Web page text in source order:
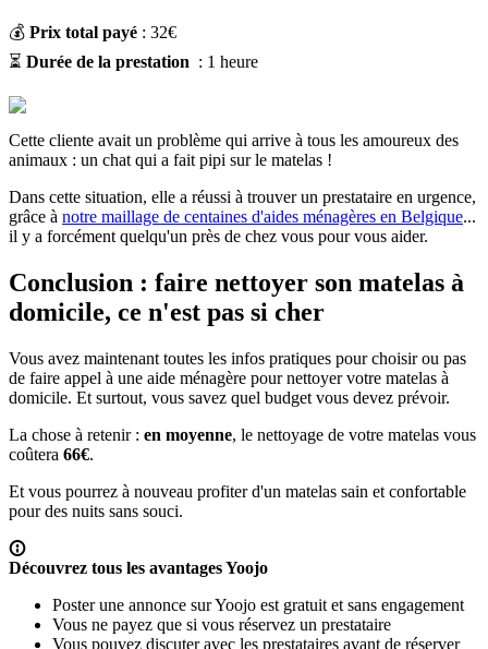
💰 Prix total payé : 32€
⏳ Durée de la prestation : 1 heure
Cette cliente avait un problème qui arrive à tous les amoureux des
animaux : un chat qui a fait pipi sur le matelas !
Dans cette situation, elle a réussi à trouver un prestataire en urgence,
grâce à notre maillage de centaines d'aides ménagères en Belgique...
il y a forcément quelqu'un près de chez vous pour vous aider.
Conclusion : faire nettoyer son matelas à
domicile, ce n'est pas si cher
Vous avez maintenant toutes les infos pratiques pour choisir ou pas
de faire appel à une aide ménagère pour nettoyer votre matelas à
domicile. Et surtout, vous savez quel budget vous devez prévoir.
La chose à retenir : en moyenne, le nettoyage de votre matelas vous
coûtera 66€.
Et vous pourrez à nouveau profiter d'un matelas sain et confortable
pour des nuits sans souci.
Découvrez tous les avantages Yoojo
Poster une annonce sur Yoojo est gratuit et sans engagement
Vous ne payez que si vous réservez un prestataire
Vous pouvez discuter avec les prestataires avant de réserver